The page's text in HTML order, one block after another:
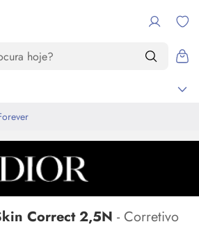
Correct 2,5N - Corretivo